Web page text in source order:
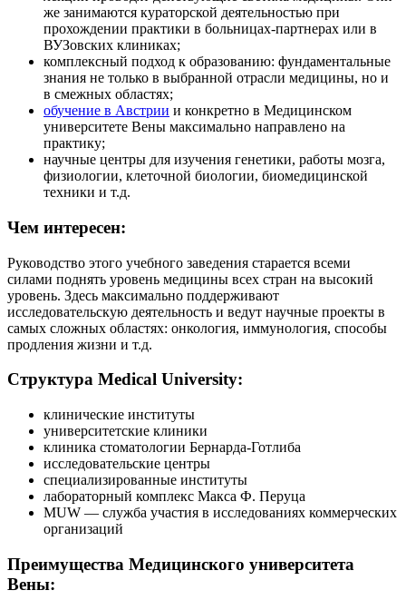
же занимаются кураторской деятельностью при
прохождении практики в больницах-партнерах или в
ВУЗовских клиниках;
комплексный подход к образованию: фундаментальные
знания не только в выбранной отрасли медицины, но и
в смежных областях;
обучение в Австрии и конкретно в Медицинском
университете Вены максимально направлено на
практику;
научные центры для изучения генетики, работы мозга,
физиологии, клеточной биологии, биомедицинской
техники и т.д.
Чем интересен:
Руководство этого учебного заведения старается всеми
силами поднять уровень медицины всех стран на высокий
уровень. Здесь максимально поддерживают
исследовательскую деятельность и ведут научные проекты в
самых сложных областях: онкология, иммунология, способы
продления жизни и т.д.
Структура Medical University:
клинические институты
университетские клиники
клиника стоматологии Бернарда-Готлиба
исследовательские центры
специализированные институты
лабораторный комплекс Макса Ф. Перуца
MUW — служба участия в исследованиях коммерческих
организаций
Преимущества Медицинского университета
Вены: